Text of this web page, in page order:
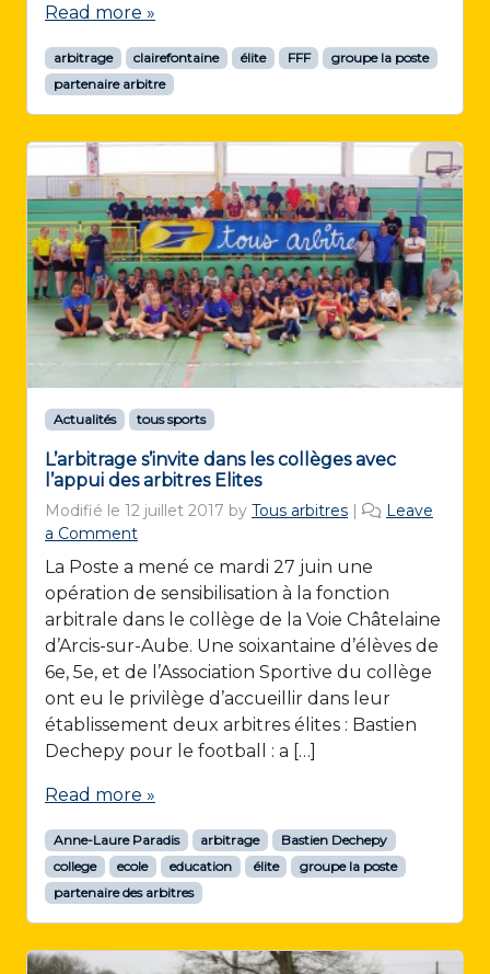
Read more »
arbitrage clairefontaine élite FFF
groupe la poste
partenaire arbitre
Actualités tous sports
L’arbitrage s’invite dans les collèges avec
l’appui des arbitres Elites
Modifié le 12 juillet 2017 by Tous arbitres |
Leave
a Comment
La Poste a mené ce mardi 27 juin une
opération de sensibilisation à la fonction
arbitrale dans le collège de la Voie Châtelaine
d’Arcis-sur-Aube. Une soixantaine d’élèves de
6e, 5e, et de l’Association Sportive du collège
ont eu le privilège d’accueillir dans leur
établissement deux arbitres élites : Bastien
Dechepy pour le football : a […]
Read more »
Anne-Laure Paradis arbitrage
Bastien Dechepy
college
ecole education élite
groupe la poste
partenaire des arbitres